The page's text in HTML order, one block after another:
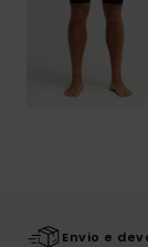
Envio e